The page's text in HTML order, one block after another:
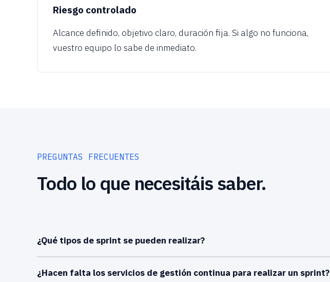
Riesgo controlado
Alcance definido, objetivo claro, duración fija. Si algo no funciona,
vuestro equipo lo sabe de inmediato.
PREGUNTAS FRECUENTES
Todo lo que necesitáis saber.
¿Qué tipos de sprint se pueden realizar?
¿Hacen falta los servicios de gestión continua para realizar un sprint?